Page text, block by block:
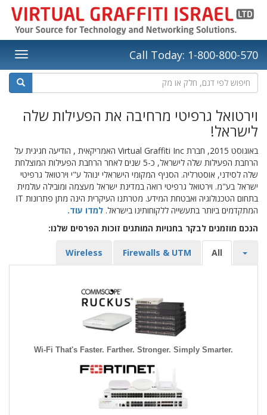
Call Today: 1-800-800-570
וירטואל גרפיטי מרחיבה את הפעילות שלה
לישראל!
באוגוסט 2015, חברת Virtual Graffiti Inc האמריקאית , הודיעה חגיגית על
הרחבת הפעילות שלה לישראל, כ-5 שנים לאחר הרחבת הפעילות המוצלחת
שלה לסידני, אוסטרליה. הסניף המקומי הישראלי ינוהל ע"י וירטואל גרפיטי
ישראל בע"מ. וירטואל גרפיטי רואה במדינת ישראל מעצמה ומובילה עולמית
בתחום הטכנולוגיה ואבטחת המידע. מטרתנו העיקרית הינה מתן פתרונות IT
המתקדמים ביותר בתעשייה ללקוחותינו בישראל. למדו עוד.
הנכם מוזמנים לבקר בחנויות המותגים זוכות הפרסים שלנו:
All
Firewalls & UTM
Wireless
Wi-Fi That's Faster. Farther. Stronger. Simply Smarter.